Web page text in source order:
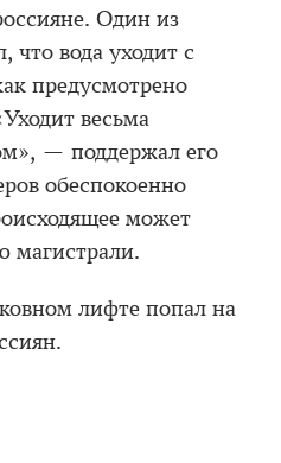
Один из
что вода уходит с
предусмотрено
весьма
— поддержал его
обеспокоенно
может
магистрали.
лифте попал на